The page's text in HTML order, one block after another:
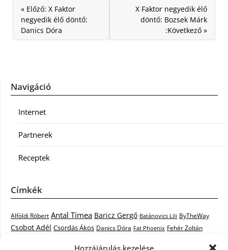
Hozzájárulás kezelése
« Előző: X Faktor
negyedik élő döntő:
Danics Dóra
X Faktor negyedik élő
döntő: Bozsek Márk
:Következő »
Navigáció
Internet
Partnerek
Receptek
Címkék
Alföldi Róbert Antal Tímea Baricz Gergő Batánovics Lili ByTheWay
Csobot Adél Csordás Ákos Danics Dóra Fat Phoenix Fehér Zoltán